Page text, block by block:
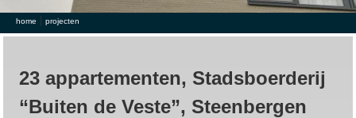
U bent hier
home projecten
23 appartementen, Stadsboerderij
“Buiten de Veste”, Steenbergen